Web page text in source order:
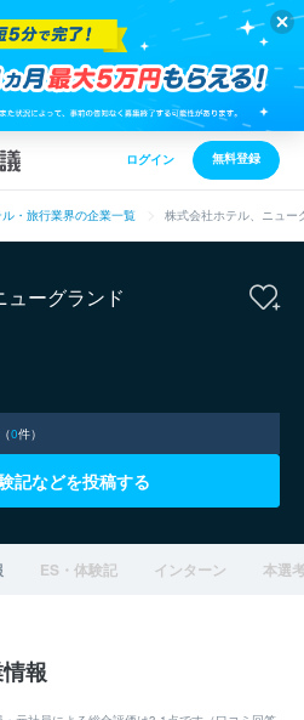
ログイン 無料登録
ル・旅行業界の企業一覧 株式会社ホテル、ニュー
ーグランド
0件）
記などを投稿する
ES・体験記 インターン 本選
報